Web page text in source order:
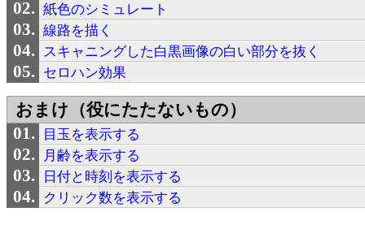
紙色のシミュレート
線路を描く
スキャニングした白黒画像の白い部分を抜く
セロハン効果
おまけ（役にたたないもの）
目玉を表示する
月齢を表示する
日付と時刻を表示する
クリック数を表示する